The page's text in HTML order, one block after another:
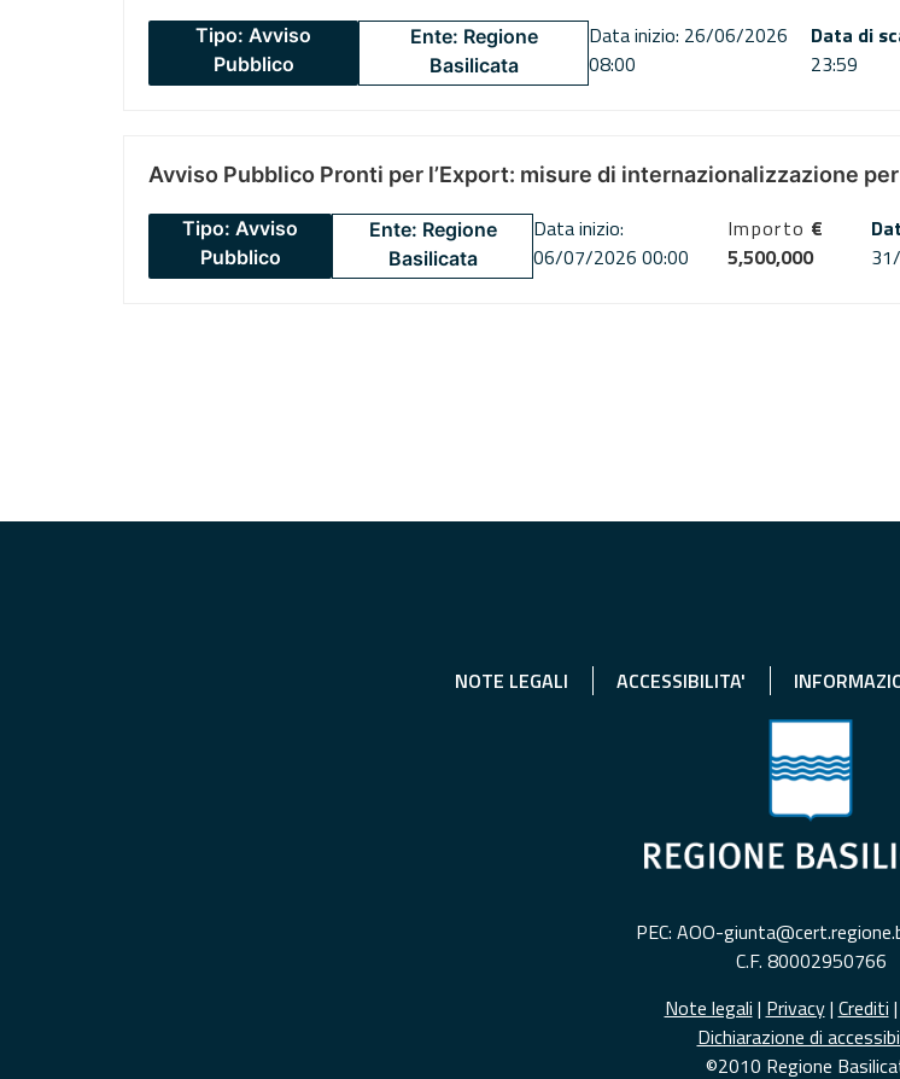
Tipo: Avviso
Pubblico
Ente: Regione
Basilicata
Data inizio: 26/06/2026
08:00
Data di
23:59
Avviso Pubblico Pronti per l’Export: misure di internazionalizzazione
Tipo: Avviso
Pubblico
Ente: Regione
Basilicata
Data inizio:
06/07/2026 00:00
Importo €
5,500,000
NOTE LEGALI ACCESSIBILITA'
PEC: AOO-
C.F. 80002950766
Note legali | Privacy| Crediti |
Dichiarazione di
©2010 Regione